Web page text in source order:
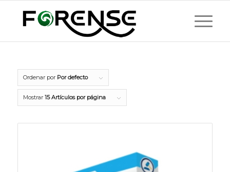
Ordenar por Por defecto
Mostrar 15 Artículos por página